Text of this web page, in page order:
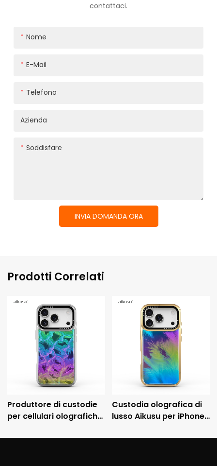
contattaci.
Nome
E-Mail
Telefono
Azienda
Soddisfare
INVIA DOMANDA ORA
Prodotti Correlati
Produttore di custodie
per cellulari olografiche
custodia protettiva
Custodia olografica di
lusso Aikusu per iPhone
galvanizzata e